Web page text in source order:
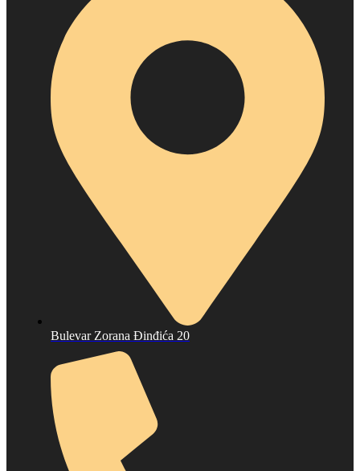
Bulevar Zorana Đinđića 20